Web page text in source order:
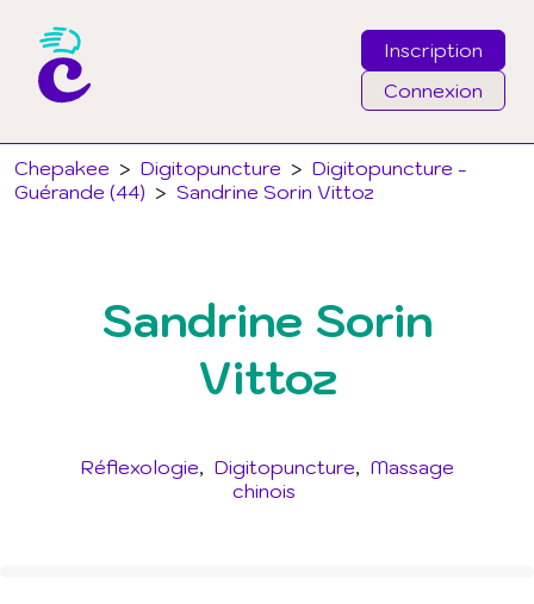
Inscription
Connexion
Chepakee > Digitopuncture > Digitopuncture -
Guérande (44) > Sandrine Sorin Vittoz
Email
J'ai oublié mon mot de passe
Connexion
Sandrine Sorin
Vittoz
Réflexologie Digitopuncture
Massage
chinois